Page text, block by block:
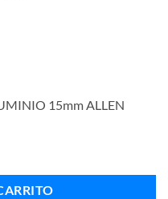
15mm ALLEN